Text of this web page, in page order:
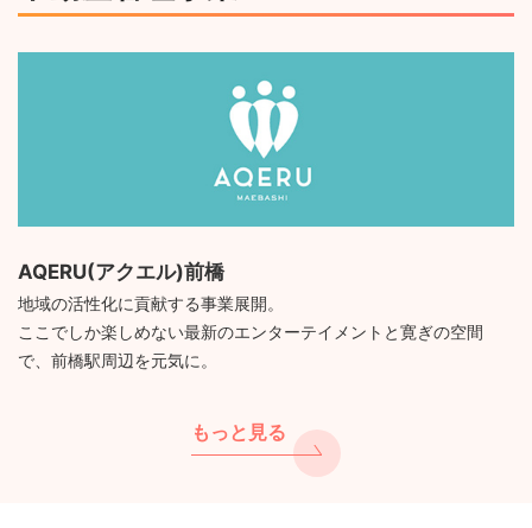
AQERU(アクエル)前橋
地域の活性化に貢献する事業展開。
ここでしか楽しめない最新のエンターテイメントと寛ぎの空間
で、前橋駅周辺を元気に。
もっと見る